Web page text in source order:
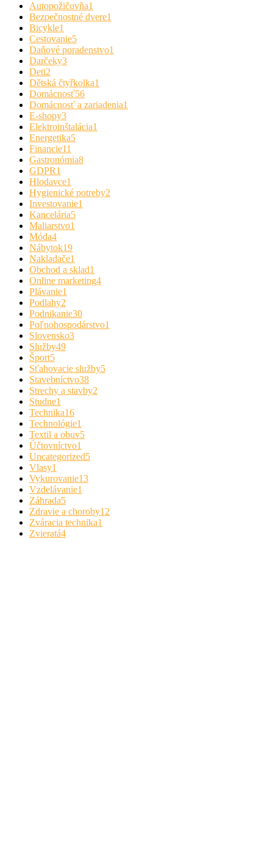
Autopožičovňa1
Bezpečnostné dvere1
Bicykle1
Cestovanie5
Daňové poradenstvo1
Darčeky3
Deti2
Dětská čtyřkolka1
Domácnosť56
Domácnosť a zariadenia1
E-shopy3
Elektroinštalácia1
Energetika5
Financie11
Gastronómia8
GDPR1
Hlodavce1
Hygienické potreby2
Investovanie1
Kancelária5
Maliarstvo1
Móda4
Nábytok19
Nakladače1
Obchod a sklad1
Online marketing4
Plávanie1
Podlahy2
Podnikanie30
Poľnohospodárstvo1
Slovensko3
Služby49
Šport5
Sťahovacie služby5
Stavebníctvo38
Strechy a stavby2
Studne1
Technika16
Technológie1
Textil a obuv5
Účtovníctvo1
Uncategorized5
Vlasy1
Vykurovanie13
Vzdelávanie1
Záhrada5
Zdravie a choroby12
Zváracia technika1
Zvieratá4